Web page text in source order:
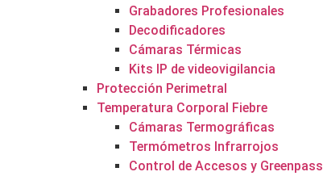
Grabadores Profesionales
Decodificadores
Cámaras Térmicas
Kits IP de videovigilancia
Protección Perimetral
Temperatura Corporal Fiebre
Cámaras Termográficas
Termómetros Infrarrojos
Control de Accesos y Greenpass